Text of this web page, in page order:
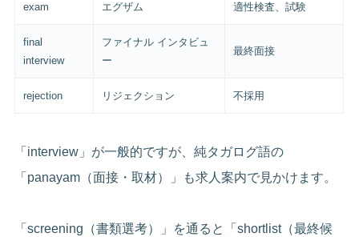
exam エグザム 適性検査、試験
final
interview
ファイナル インタビュ
ー
最終面接
rejection リジェクション 不採用
「interview」が一般的ですが、純タガログ語の
「panayam（面接・取材）」も求人案内で見かけます。
「screening（書類選考）」を通ると「shortlist（最終候